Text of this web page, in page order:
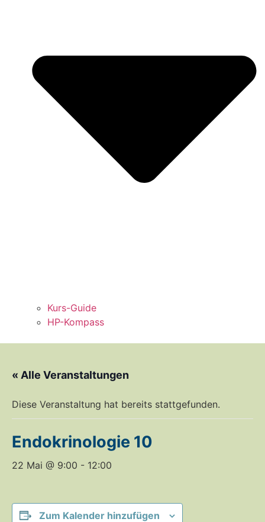
Kurs-Guide
HP-Kompass
« Alle Veranstaltungen
Diese Veranstaltung hat bereits stattgefunden.
Endokrinologie 10
22 Mai @ 9:00 - 12:00
Zum Kalender hinzufügen